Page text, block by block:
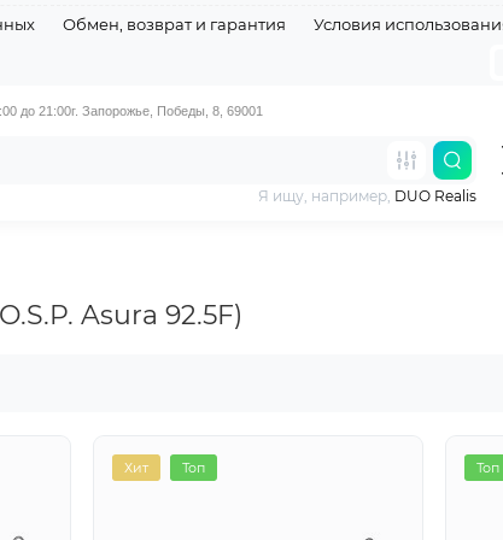
Обмен, возврат и гарантия
Условия
до 21:00г. Запорожье, Победы, 8, 69001
Я ищу, например, DUO Realis
Asura 92.5F)
Хит Топ Топ